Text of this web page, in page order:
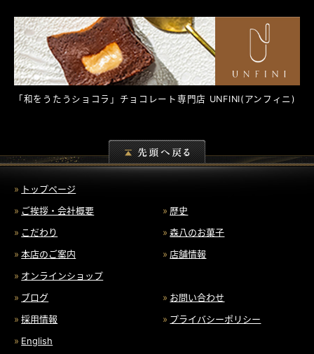
「和をうたうショコラ」チョコレート専門店 UNFINI(アンフィニ)
トップページ
ご挨拶・会社概要
歴史
こだわり
森八のお菓子
本店のご案内
店舗情報
オンラインショップ
ブログ
お問い合わせ
採用情報
プライバシーポリシー
English